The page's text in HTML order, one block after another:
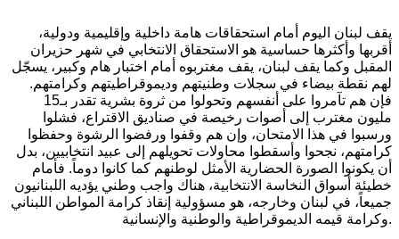
يقف لبنان اليوم أمام استحقاقات هامة داخلية وإقليمية ودولية،
أقربها وأكثرها حساسية هو الاستحقاق الانتخابي في شهر حزيران
المقبل وكما يقف لبنان، يقف مغتربوه أمام اختبار هام وكبير، يسجّل
لهم نقطة بيضاء في سجلات وطنيتهم وديموقراطيتهم وكرامتهم.
فإن هم تآمروا على أنفسهم وتحولوا من ثروة بشرية تقدر بـ15
مليون مغترب إلى أصوات رخيصة في صناديق الاقتراع، فشلوا
ورسبوا في هذا الامتحان، وإن هم وقفوا ورفضوا الرشوة وحفظوا
كرامتهم، نجحوا وأسقطوا محاولات تحويلهم إلى عبيد انتخابيين، بدل
أن يكونوا الصورة الحضارية الأمثل لوطنهم كما كانوا دوماً. فأمام
خطيئة أسواق النخاسة الانتخابية، هناك واجب وطني يؤديه اللبنانيون
جميعاً، في لبنان وخارجه، هو مسؤولية إنقاذ كرامة المواطن اللبناني
وكرامة قيمه الديموقراطية والوطنية والإنسانية.